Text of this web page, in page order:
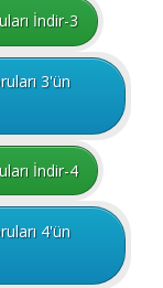
İndir-3
3'ün
İndir-4
4'ün